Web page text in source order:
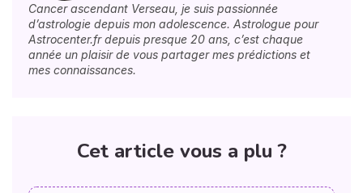
Cancer ascendant Verseau, je suis passionnée
d’astrologie depuis mon adolescence. Astrologue pour
Astrocenter.fr depuis presque 20 ans, c’est chaque
année un plaisir de vous partager mes prédictions et
mes connaissances.
Cet article vous a plu ?